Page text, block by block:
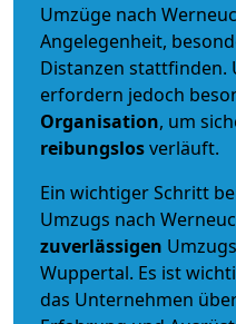
Umzüge nach
Angelegenheit,
Distanzen stattfinden.
erfordern jedoch
Organisation, um
reibungslosverläuft.
Ein wichtiger Schritt
Umzugs nach
zuverlässigen
Wuppertal. Es ist
das Unternehmen